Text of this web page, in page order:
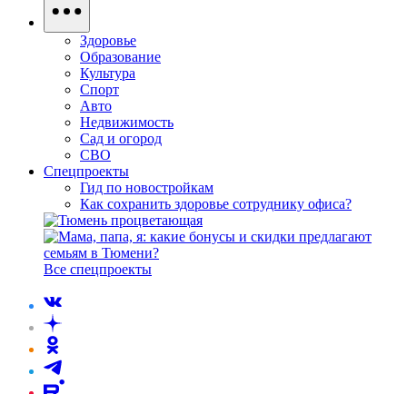
Здоровье
Образование
Культура
Спорт
Авто
Недвижимость
Сад и огород
СВО
Спецпроекты
Гид по новостройкам
Как сохранить здоровье сотруднику офиса?
Все спецпроекты